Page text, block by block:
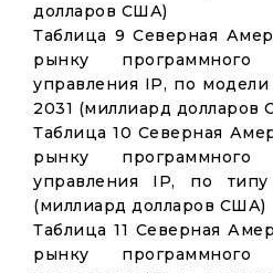
долларов США)
Таблица 9 Северная
рынку программного
управления IP, по модели
2031 (миллиард долларов
Таблица 10 Северная
рынку программного
управления IP, по типу
(миллиард долларов США)
Таблица 11 Северная
рынку программного